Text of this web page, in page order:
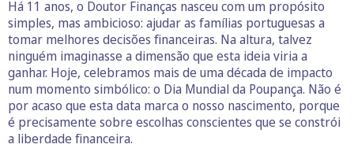
Há 11 anos, o Doutor Finanças nasceu com um propósito
simples, mas ambicioso: ajudar as famílias portuguesas a
tomar melhores decisões financeiras. Na altura, talvez
ninguém imaginasse a dimensão que esta ideia viria a
ganhar. Hoje, celebramos mais de uma década de impacto
num momento simbólico: o Dia Mundial da Poupança. Não é
por acaso que esta data marca o nosso nascimento, porque
é precisamente sobre escolhas conscientes que se constrói
a liberdade financeira.